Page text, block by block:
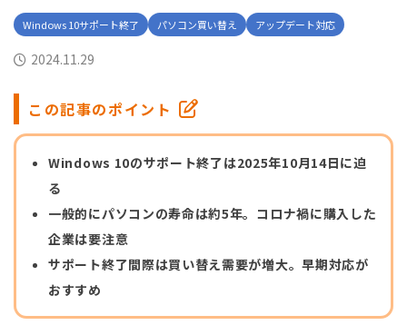
Windows 10サポート終了 パソコン買い替え アップデート対応
2024.11.29
この記事のポイント
Windows 10のサポート終了は2025年10月14日に迫
る
一般的にパソコンの寿命は約5年。コロナ禍に購入した
企業は要注意
サポート終了間際は買い替え需要が増大。早期対応が
おすすめ